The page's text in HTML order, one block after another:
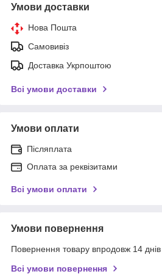
Умови доставки
Нова Пошта
Самовивіз
Доставка Укрпоштою
Всі умови доставки
Умови оплати
Післяплата
Оплата за реквізитами
Всі умови оплати
Умови повернення
Повернення товару впродовж 14
Всі умови повернення